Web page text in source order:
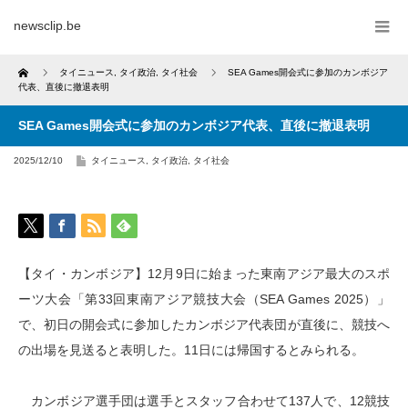
newsclip.be
Home タイニュース タイ政治 タイ社会
SEA Games開会式に参加のカンボジア
代表、直後に撤退表明
SEA Games開会式に参加のカンボジア代表、直後に撤退表明
2025/12/10 タイニュース タイ政治 タイ社会
【タイ・カンボジア】12月9日に始まった東南アジア最大のスポ
ーツ大会「第33回東南アジア競技大会（SEA Games 2025）」
で、初日の開会式に参加したカンボジア代表団が直後に、競技へ
の出場を見送ると表明した。11日には帰国するとみられる。
カンボジア選手団は選手とスタッフ合わせて137人で、12競技